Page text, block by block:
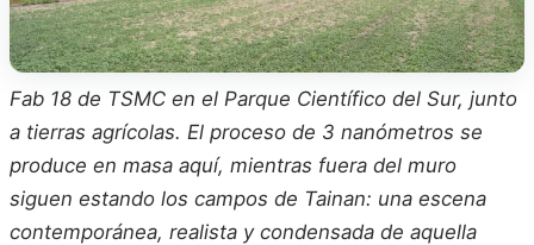
Fab 18 de TSMC en el Parque Científico del Sur, junto
a tierras agrícolas. El proceso de 3 nanómetros se
produce en masa aquí, mientras fuera del muro
siguen estando los campos de Tainan: una escena
contemporánea, realista y condensada de aquella